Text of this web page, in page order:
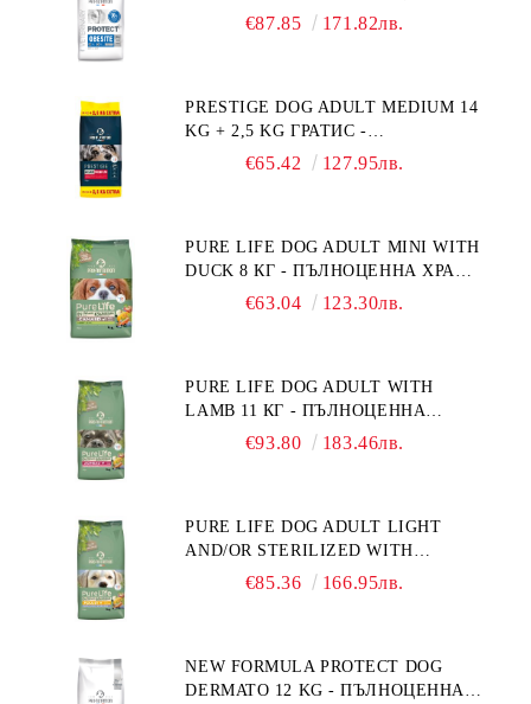
ДИЕТИЧНА ХРАНА ЗА КУЧЕТА
"РЕГУЛИРАНЕ НА ВНОСА НА
ГЛЮКОЗА (DIABETES MELLITUS)."
€87.85 171.82лв.
PRESTIGE DOG ADULT MEDIUM 14
KG + 2,5 KG ГРАТИС -
ПЪЛНОЦЕННА ХРАНА ЗА
€65.42 127.95лв.
PURE LIFE DOG ADULT MINI WITH
DUCK 8 КГ - ПЪЛНОЦЕННА ХРАНА
ЗА ПОРАСНАЛИ КУЧЕТА ОТ
ГЛУТЕН. ПРОИЗВЕДЕНА ВЪВ
ФРАНЦИЯ.
€63.04 123.30лв.
PURE LIFE DOG ADULT WITH
LAMB 11 КГ - ПЪЛНОЦЕННА
ХРАНА ЗА ПОРАСНАЛИ КУЧЕТА С
НАД 1 ГОДИНА. БЕЗ ЗЪРНО, БЕЗ
ГЛУТЕН. ПРОИЗВЕДЕНА ВЪВ
ФРАНЦИЯ.
€93.80 183.46лв.
PURE LIFE DOG ADULT LIGHT
AND/OR STERILIZED WITH
CHICKEN 12 КГ - ПЪЛНОЦЕННА
КАСТРИРАНИ КУЧЕТА ОТ ВСИЧКИ
ПОРОДИ НА ВЪЗРАСТ НАД 1
€85.36 166.95лв.
NEW FORMULA PROTECT DOG
DERMATO 12 KG - ПЪЛНОЦЕННА